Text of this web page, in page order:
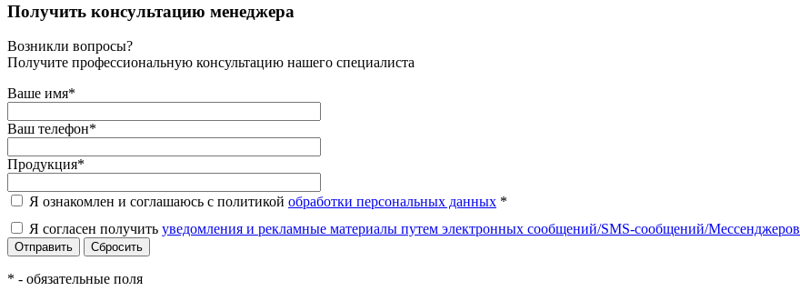
Получить консультацию менеджера
Возникли вопросы?
Получите профессиональную консультацию нашего специалиста
Ваше имя*
Ваш телефон*
Продукция*
Я ознакомлен и соглашаюсь с политикой обработки персональных данных *
Я согласен получить уведомления и рекламные материалы путем электронных сообщений/SMS-сообщений/Мессенджеров
* - обязательные поля